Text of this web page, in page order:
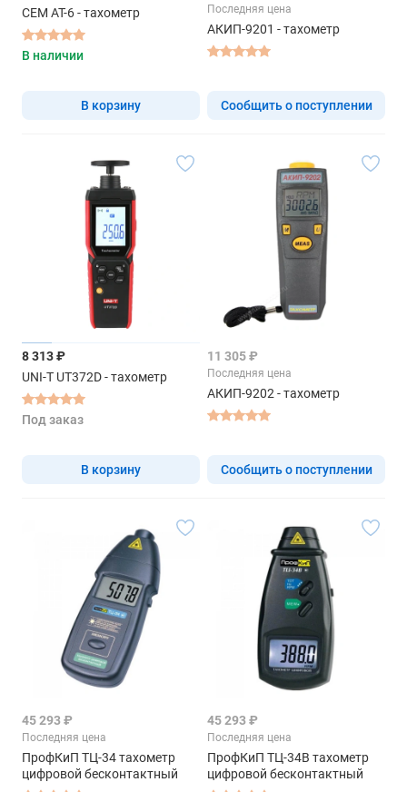
CEM AT-6 - тахометр
В наличии
В корзину
Последняя цена
АКИП-9201 - тахометр
Сообщить о поступлении
8 313 ₽
UNI-T UT372D - тахометр
Под заказ
В корзину
11 305 ₽
Последняя цена
АКИП-9202 - тахометр
Сообщить о поступлении
45 293 ₽
Последняя цена
ПрофКиП ТЦ-34 тахометр
цифровой бесконтактный
45 293 ₽
Последняя цена
ПрофКиП ТЦ-34В тахометр
цифровой бесконтактный